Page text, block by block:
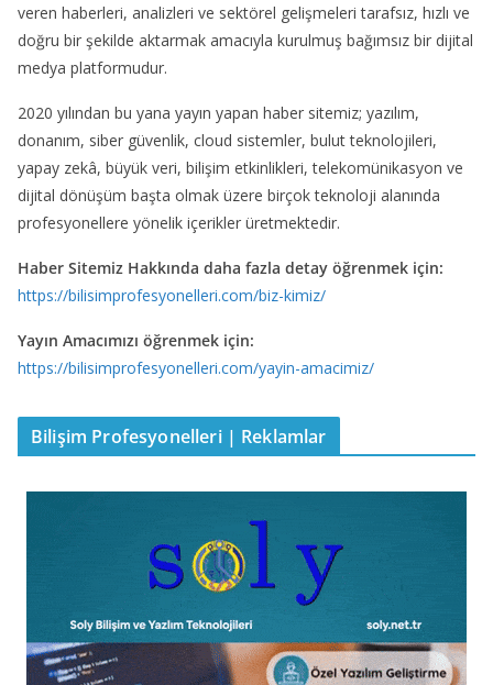
veren haberleri, analizleri ve sektörel gelişmeleri tarafsız, hızlı ve
doğru bir şekilde aktarmak amacıyla kurulmuş bağımsız bir dijital
medya platformudur.
2020 yılından bu yana yayın yapan haber sitemiz; yazılım,
donanım, siber güvenlik, cloud sistemler, bulut teknolojileri,
yapay zekâ, büyük veri, bilişim etkinlikleri, telekomünikasyon ve
dijital dönüşüm başta olmak üzere birçok teknoloji alanında
profesyonellere yönelik içerikler üretmektedir.
Haber Sitemiz Hakkında daha fazla detay öğrenmek için:
https://bilisimprofesyonelleri.com/biz-kimiz/
Yayın Amacımızı öğrenmek için:
https://bilisimprofesyonelleri.com/yayin-amacimiz/
Bilişim Profesyonelleri | Reklamlar